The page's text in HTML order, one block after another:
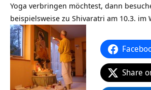
Yoga verbringen möchtest, dann
beispielsweise zu Shivaratri am 10.3. im
Share